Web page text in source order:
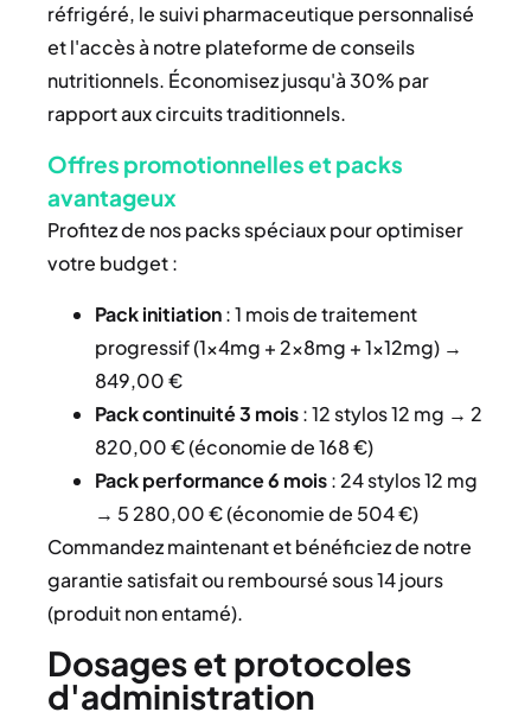
réfrigéré, le suivi pharmaceutique personnalisé
et l'accès à notre plateforme de conseils
nutritionnels. Économisez jusqu'à 30% par
rapport aux circuits traditionnels.
Offres promotionnelles et packs
avantageux
Profitez de nos packs spéciaux pour optimiser
votre budget :
Pack initiation: 1 mois de traitement
progressif (1×4mg + 2×8mg + 1×12mg) →
849,00 €
Pack continuité 3 mois: 12 stylos 12 mg → 2
820,00 € (économie de 168 €)
Pack performance 6 mois: 24 stylos 12 mg
→ 5 280,00 € (économie de 504 €)
Commandez maintenant et bénéficiez de notre
garantie satisfait ou remboursé sous 14 jours
(produit non entamé).
Dosages et protocoles
d'administration